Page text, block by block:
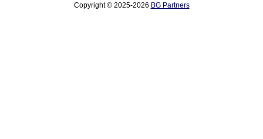
Copyright © 2025-2026 BG Partners